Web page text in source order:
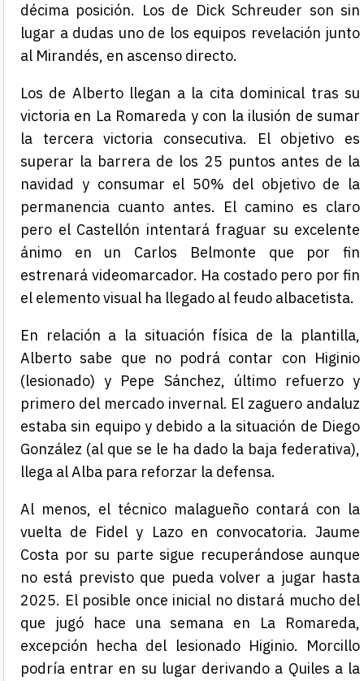
décima posición. Los de Dick Schreuder son sin
lugar a dudas uno de los equipos revelación junto
al Mirandés, en ascenso directo.
Los de Alberto llegan a la cita dominical tras su
victoria en La Romareda y con la ilusión de sumar
la tercera victoria consecutiva. El objetivo es
superar la barrera de los 25 puntos antes de la
navidad y consumar el 50% del objetivo de la
permanencia cuanto antes. El camino es claro
pero el Castellón intentará fraguar su excelente
ánimo en un Carlos Belmonte que por fin
estrenará videomarcador. Ha costado pero por fin
el elemento visual ha llegado al feudo albacetista.
En relación a la situación física de la plantilla,
Alberto sabe que no podrá contar con Higinio
(lesionado) y Pepe Sánchez, último refuerzo y
primero del mercado invernal. El zaguero andaluz
estaba sin equipo y debido a la situación de Diego
González (al que se le ha dado la baja federativa),
llega al Alba para reforzar la defensa.
Al menos, el técnico malagueño contará con la
vuelta de Fidel y Lazo en convocatoria. Jaume
Costa por su parte sigue recuperándose aunque
no está previsto que pueda volver a jugar hasta
2025. El posible once inicial no distará mucho del
que jugó hace una semana en La Romareda,
excepción hecha del lesionado Higinio. Morcillo
podría entrar en su lugar derivando a Quiles a la